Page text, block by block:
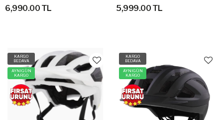
Gözlüğü
6,990.00 TL
Bisiklet Kaskı
5,999.00 TL
KARGO
BEDAVA
AYNIGÜN
KARGO
KARGO
BEDAVA
AYNIGÜN
KARGO